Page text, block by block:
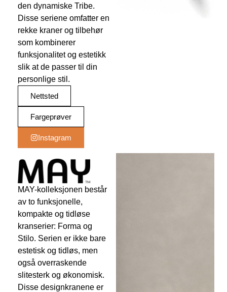
den dynamiske Tribe.
Disse seriene omfatter en
rekke kraner og tilbehør
som kombinerer
funksjonalitet og estetikk
slik at de passer til din
personlige stil.
Nettsted
Fargeprøver
Instagram
MAY-kolleksjonen består
av to funksjonelle,
kompakte og tidløse
kranserier: Forma og
Stilo. Serien er ikke bare
estetisk og tidløs, men
også overraskende
slitesterk og økonomisk.
Disse designkranene er